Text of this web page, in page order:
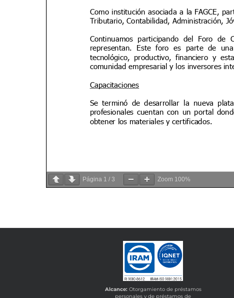
Página 1 / 3 Zoom 100%
Alcance:Otorgamiento de préstamos
personales y de préstamos de